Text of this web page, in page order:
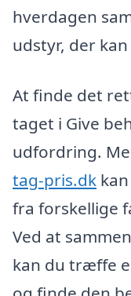
hverdagen
udstyr, der
At finde det
taget i Give
udfordring.
tag-pris.dk
fra forskellige
Ved at
kan du træffe